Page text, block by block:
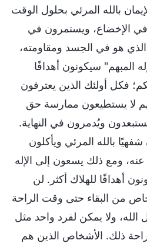
بالله المرئي بحلول الوقت
الإخضاع، ويستمرون في
هو في الجسد ومقاومته،
المبهم" سيكونون أهدافًا
فكل أولئك الذين يعترفون
لا يستطيعون ممارسة حق
ويُدمرون في النهاية.
بالله المرئي ويأكلون
ومع ذلك يسعون إلى الإله
أهدافًا للهلاك أكثر. لن
من البقاء حتى وقت الراحة
الله، ولا يمكن لفرد واحد مثل
ذلك. الأشخاص الذين هم